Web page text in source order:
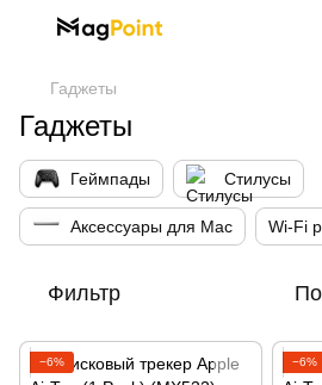
Гаджеты
Гаджеты
Геймпады Стилусы
Аксессуары для Mac Wi-Fi
Фильтр
−6% −6%